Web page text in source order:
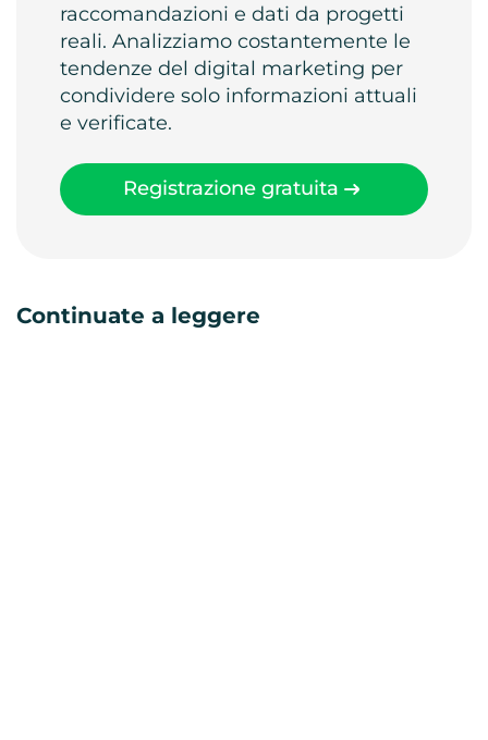
raccomandazioni e dati da progetti
reali. Analizziamo costantemente le
tendenze del digital marketing per
condividere solo informazioni attuali
e verificate.
Registrazione gratuita
Continuate a leggere